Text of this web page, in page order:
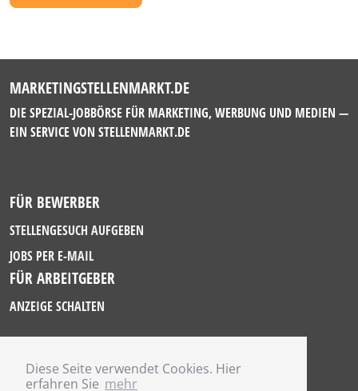
Diese Seite verwendet Cookies. Hier
erfahren Sie mehr
MARKETINGSTELLENMARKT.DE
DIE SPEZIAL-JOBBÖRSE FÜR MARKETING, WERBUNG UND MEDIEN —
EIN SERVICE VON STELLENMARKT.DE
FÜR BEWERBER
STELLENGESUCH AUFGEBEN
JOBS PER E-MAIL
FÜR ARBEITGEBER
ANZEIGE SCHALTEN
IMPRESSUM